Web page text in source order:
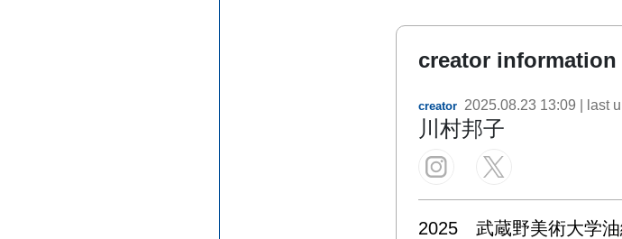
creator information
creator 2025.08.23 13:09 | last
川村邦子
2025　武蔵野美術大学